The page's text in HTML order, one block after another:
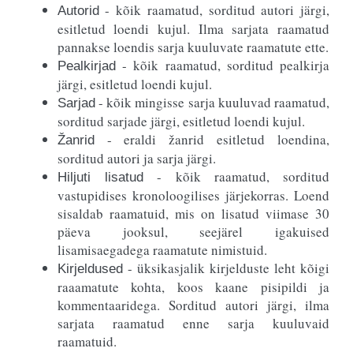
Autorid- kõik raamatud, sorditud autori järgi,
esitletud loendi kujul. Ilma sarjata raamatud
pannakse loendis sarja kuuluvate raamatute ette.
Pealkirjad- kõik raamatud, sorditud pealkirja
järgi, esitletud loendi kujul.
Sarjad- kõik mingisse sarja kuuluvad raamatud,
sorditud sarjade järgi, esitletud loendi kujul.
Žanrid- eraldi žanrid esitletud loendina,
sorditud autori ja sarja järgi.
Hiljuti lisatud
- kõik raamatud, sorditud
vastupidises kronoloogilises järjekorras. Loend
sisaldab raamatuid, mis on lisatud viimase 30
päeva jooksul, seejärel igakuised
lisamisaegadega raamatute nimistuid.
Kirjeldused- üksikasjalik kirjelduste leht kõigi
raaamatute kohta, koos kaane pisipildi ja
kommentaaridega. Sorditud autori järgi, ilma
sarjata raamatud enne sarja kuuluvaid
raamatuid.